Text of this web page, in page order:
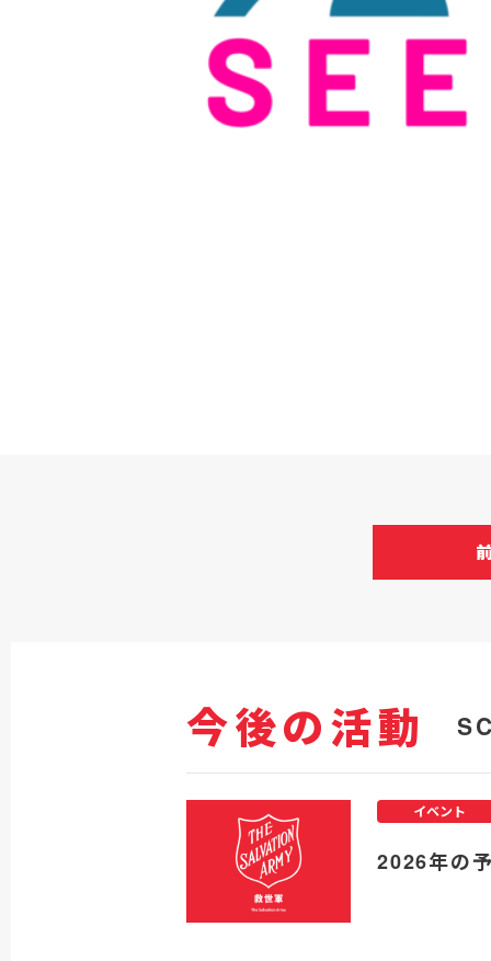
今後の活動
2026年の
イベント